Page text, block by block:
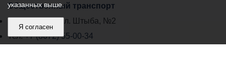
Общественный транспорт
Владикавказ, пл. Штыба, №2
Тел:+7 (8672) 55-00-34
указанных выше.
Я согласен